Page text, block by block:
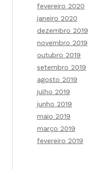
fevereiro 2020
janeiro 2020
dezembro 2019
novembro 2019
outubro 2019
setembro 2019
agosto 2019
julho 2019
junho 2019
maio 2019
março 2019
fevereiro 2019